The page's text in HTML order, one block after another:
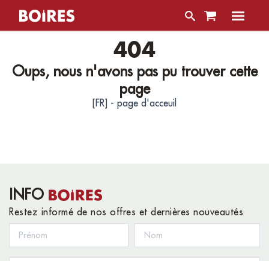
404
Oups, nous n'avons pas pu trouver cette
page
[FR] - page d'acceuil
INFO
Restez informé de nos offres et dernières nouveautés